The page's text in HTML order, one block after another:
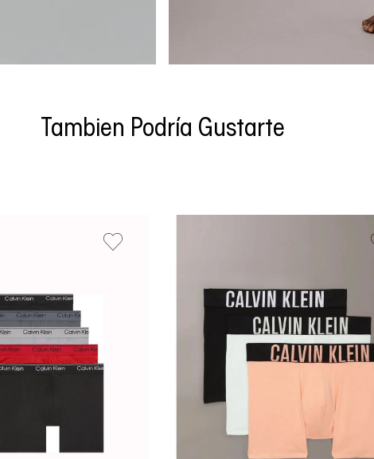
Tambien Podría Gustarte